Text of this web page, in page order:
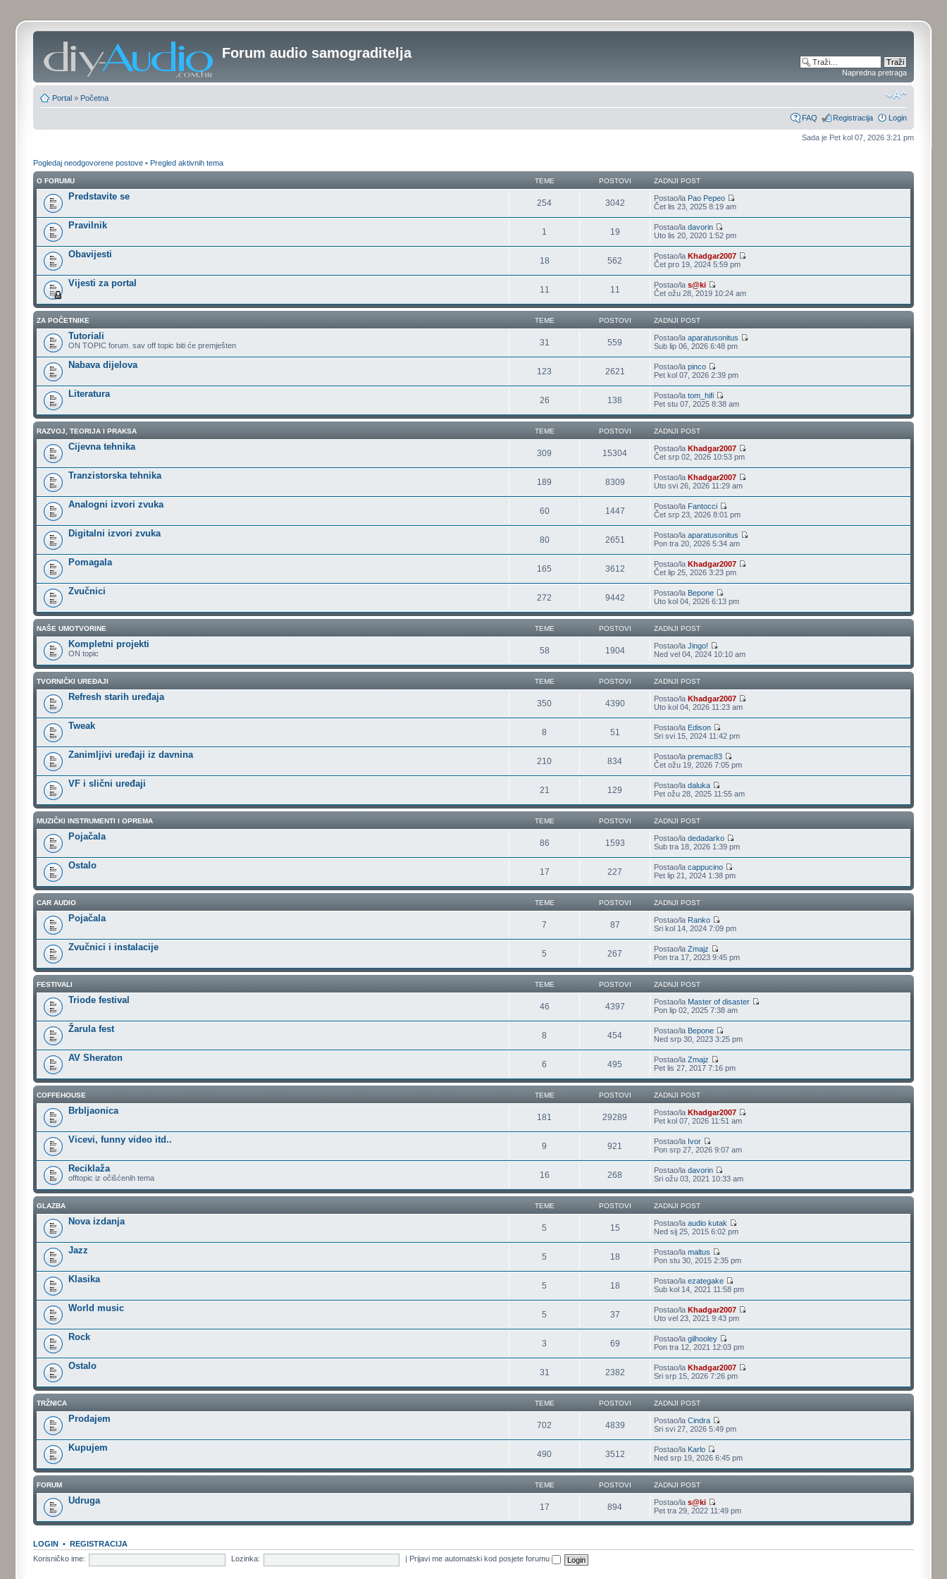
Forum audio samograditelja
Napredna pretraga
Portal » Početna
FAQ Registracija Login
Sada je Pet kol 07, 2026 3:21 pm
Pogledaj neodgovorene postove • Pregled aktivnih tema
O FORUMU TEME POSTOVI ZADNJI POST
Predstavite se
254 3042 Postao/la Pao Pepeo
Čet lis 23, 2025 8:19 am
Pravilnik
1 19 Postao/ladavorin
Uto lis 20, 2020 1:52 pm
Obavijesti
18 562 Postao/laKhadgar2007
Čet pro 19, 2024 5:59 pm
Vijesti za portal
11 11 Postao/las@ki
Čet ožu 28, 2019 10:24 am
ZA POČETNIKE TEME POSTOVI ZADNJI POST
Tutoriali
ON TOPIC forum. sav off topic biti će premješten 31 559 Postao/laaparatusonitus
Sub lip 06, 2026 6:48 pm
Nabava dijelova
123 2621 Postao/lapinco
Pet kol 07, 2026 2:39 pm
Literatura
26 138 Postao/latom_hifi
Pet stu 07, 2025 8:38 am
RAZVOJ, TEORIJA I PRAKSA TEME POSTOVI ZADNJI POST
Cijevna tehnika
309 15304 Postao/laKhadgar2007
Čet srp 02, 2026 10:53 pm
Tranzistorska tehnika
189 8309 Postao/laKhadgar2007
Uto svi 26, 2026 11:29 am
Analogni izvori zvuka
60 1447 Postao/la Fantocci
Čet srp 23, 2026 8:01 pm
Digitalni izvori zvuka
80 2651 Postao/laaparatusonitus
Pon tra 20, 2026 5:34 am
Pomagala
165 3612 Postao/laKhadgar2007
Čet lip 25, 2026 3:23 pm
Zvučnici
272 9442 Postao/la Bepone
Uto kol 04, 2026 6:13 pm
NAŠE UMOTVORINE TEME POSTOVI ZADNJI POST
Kompletni projekti
ON topic 58 1904 Postao/laJingo!
Ned vel 04, 2024 10:10 am
TVORNIČKI UREĐAJI TEME POSTOVI ZADNJI POST
Refresh starih uređaja
350 4390 Postao/laKhadgar2007
Uto kol 04, 2026 11:23 am
Tweak
8 51 Postao/la Edison
Sri svi 15, 2024 11:42 pm
Zanimljivi uređaji iz davnina
210 834 Postao/lapremac83
Čet ožu 19, 2026 7:05 pm
VF i slični uređaji
21 129 Postao/ladaluka
Pet ožu 28, 2025 11:55 am
MUZIČKI INSTRUMENTI I OPREMA TEME POSTOVI ZADNJI POST
Pojačala
86 1593 Postao/ladedadarko
Sub tra 18, 2026 1:39 pm
Ostalo
17 227 Postao/lacappucino
Pet lip 21, 2024 1:38 pm
CAR AUDIO TEME POSTOVI ZADNJI POST
Pojačala
7 87 Postao/la Ranko
Sri kol 14, 2024 7:09 pm
Zvučnici i instalacije
5 267 Postao/laZmajz
Pon tra 17, 2023 9:45 pm
FESTIVALI TEME POSTOVI ZADNJI POST
Triode festival
46 4397 Postao/la Master of disaster
Pon lip 02, 2025 7:38 am
Žarula fest
8 454 Postao/la Bepone
Ned srp 30, 2023 3:25 pm
AV Sheraton
6 495 Postao/laZmajz
Pet lis 27, 2017 7:16 pm
COFFEHOUSE TEME POSTOVI ZADNJI POST
Brbljaonica
181 29289 Postao/laKhadgar2007
Pet kol 07, 2026 11:51 am
Vicevi, funny video itd..
9 921 Postao/la Ivor
Pon srp 27, 2026 9:07 am
Reciklaža
offtopic iz očišćenih tema 16 268 Postao/ladavorin
Sri ožu 03, 2021 10:33 am
GLAZBA TEME POSTOVI ZADNJI POST
Nova izdanja
5 15 Postao/laaudio kutak
Ned sij 25, 2015 6:02 pm
Jazz
5 18 Postao/lamaltus
Pon stu 30, 2015 2:35 pm
Klasika
5 18 Postao/laezategake
Sub kol 14, 2021 11:58 pm
World music
5 37 Postao/laKhadgar2007
Uto vel 23, 2021 9:43 pm
Rock
3 69 Postao/lagilhooley
Pon tra 12, 2021 12:03 pm
Ostalo
31 2382 Postao/laKhadgar2007
Sri srp 15, 2026 7:26 pm
TRŽNICA TEME POSTOVI ZADNJI POST
Prodajem
702 4839 Postao/laCindra
Sri svi 27, 2026 5:49 pm
Kupujem
490 3512 Postao/la Karlo
Ned srp 19, 2026 6:45 pm
FORUM TEME POSTOVI ZADNJI POST
Udruga
17 894 Postao/las@ki
Pet tra 29, 2022 11:49 pm
LOGIN •REGISTRACIJA
Korisničko ime:
Lozinka: Prijavi me automatski kod posjete forumu